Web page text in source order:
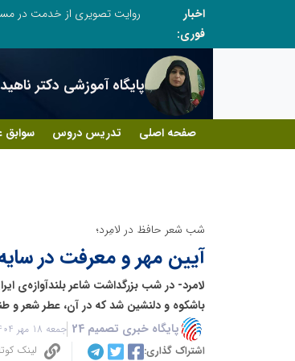
اخبار
فوری:
روایت تصویری از خدمت در
پایگاه آموزشی دکتر
صفحه اصلی تدریس دروس سوابق
شب شعر حافظ در لامِرد؛
آیین مهر و معرفت در
لامرد- در شب بزرگداشت شاعر بلندآوازه‌ی
باشکوه و دلنشین شد که در آن، عطر شعر و
پایگاه خبری تصمیم 24
جمعه 18 مهر 1404 - 06:57
اشتراک گذاری:
لینک